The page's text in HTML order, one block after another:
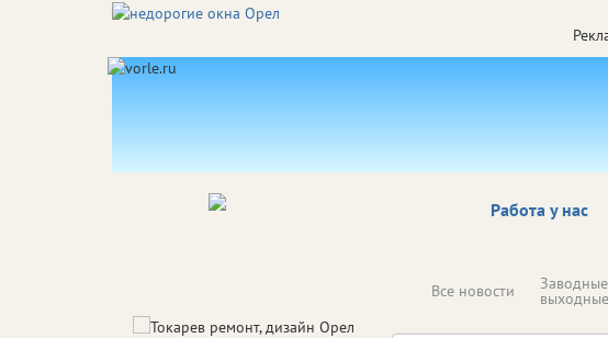
Работа у нас
Все новости Заводные
выходные